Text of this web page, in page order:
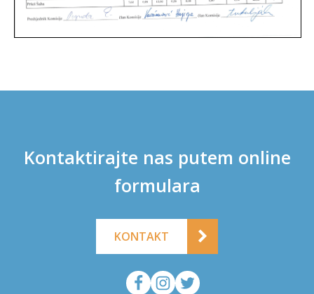
Kontaktirajte nas putem online
formulara
KONTAKT